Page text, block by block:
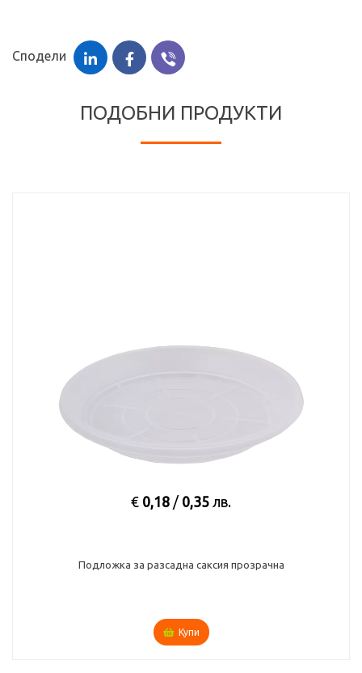
Сподели
ПОДОБНИ ПРОДУКТИ
€ 0,18 / 0,35 лв.
Подложка за разсадна саксия прозрачна
Купи